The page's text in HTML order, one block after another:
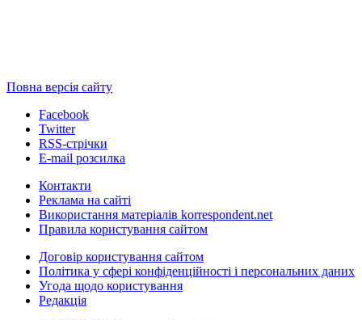
Повна версія сайту
Facebook
Twitter
RSS-стрічки
E-mail розсилка
Контакти
Реклама на сайті
Використання матеріалів korrespondent.net
Правила користування сайтом
Договір користування сайтом
Політика у сфері конфіденційності і персональних даних
Угода щодо користування
Редакція